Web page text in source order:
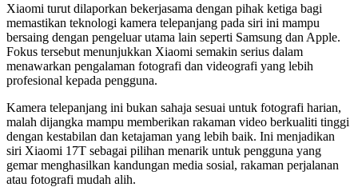
Xiaomi turut dilaporkan bekerjasama dengan pihak ketiga bagi
memastikan teknologi kamera telepanjang pada siri ini mampu
bersaing dengan pengeluar utama lain seperti Samsung dan Apple.
Fokus tersebut menunjukkan Xiaomi semakin serius dalam
menawarkan pengalaman fotografi dan videografi yang lebih
profesional kepada pengguna.
Kamera telepanjang ini bukan sahaja sesuai untuk fotografi harian,
malah dijangka mampu memberikan rakaman video berkualiti tinggi
dengan kestabilan dan ketajaman yang lebih baik. Ini menjadikan
siri Xiaomi 17T sebagai pilihan menarik untuk pengguna yang
gemar menghasilkan kandungan media sosial, rakaman perjalanan
atau fotografi mudah alih.